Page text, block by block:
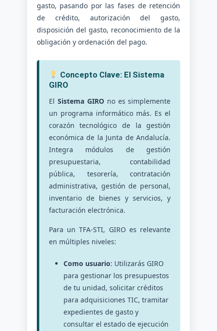
gasto, pasando por las fases de retención
de crédito, autorización del gasto,
disposición del gasto, reconocimiento de la
obligación y ordenación del pago.
Concepto Clave: El Sistema
GIRO
El Sistema GIROno es simplemente
un programa informático más. Es el
corazón tecnológico de la gestión
económica de la Junta de Andalucía.
Integra módulos de gestión
presupuestaria, contabilidad
pública, tesorería, contratación
administrativa, gestión de personal,
inventario de bienes y servicios, y
facturación electrónica.
Para un TFA-STI, GIRO es relevante
en múltiples niveles:
Como usuario: Utilizarás GIRO
para gestionar los presupuestos
de tu unidad, solicitar créditos
para adquisiciones TIC, tramitar
expedientes de gasto y
consultar el estado de ejecución